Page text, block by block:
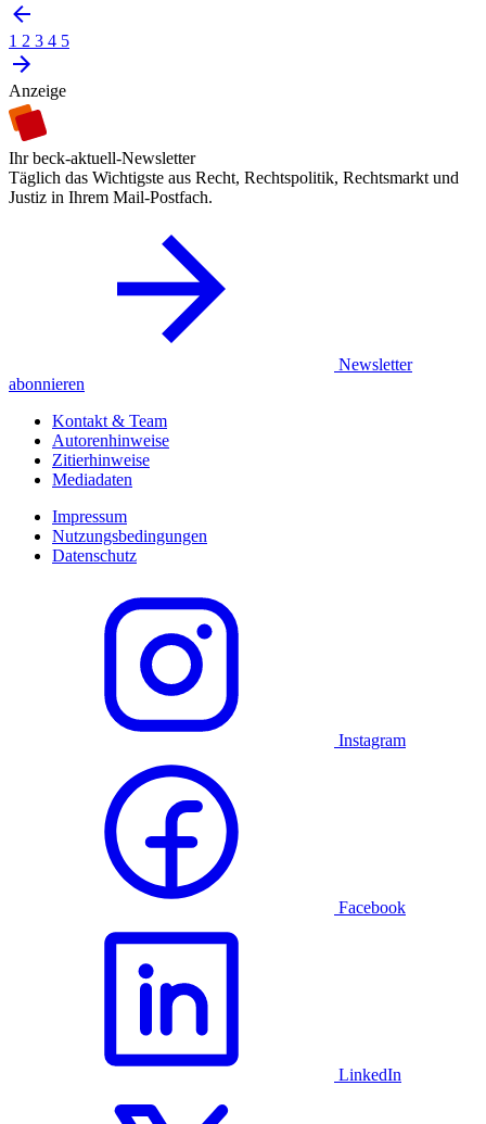
1 2 3 4 5
Anzeige
Ihr beck-aktuell-Newsletter
Täglich das Wichtigste aus Recht, Rechtspolitik, Rechtsmarkt und
Justiz in Ihrem Mail-Postfach.
Newsletter
abonnieren
Kontakt & Team
Autorenhinweise
Zitierhinweise
Mediadaten
Impressum
Nutzungsbedingungen
Datenschutz
Instagram
Facebook
LinkedIn